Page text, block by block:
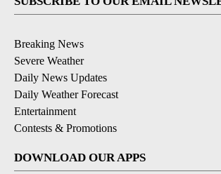
Breaking News
Severe Weather
Daily News Updates
Daily Weather Forecast
Entertainment
Contests & Promotions
DOWNLOAD OUR APPS